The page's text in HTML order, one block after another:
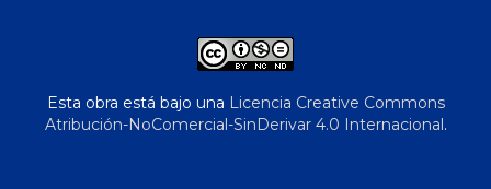
Esta obra está bajo una Licencia Creative Commons
Atribución-NoComercial-SinDerivar 4.0 Internacional.